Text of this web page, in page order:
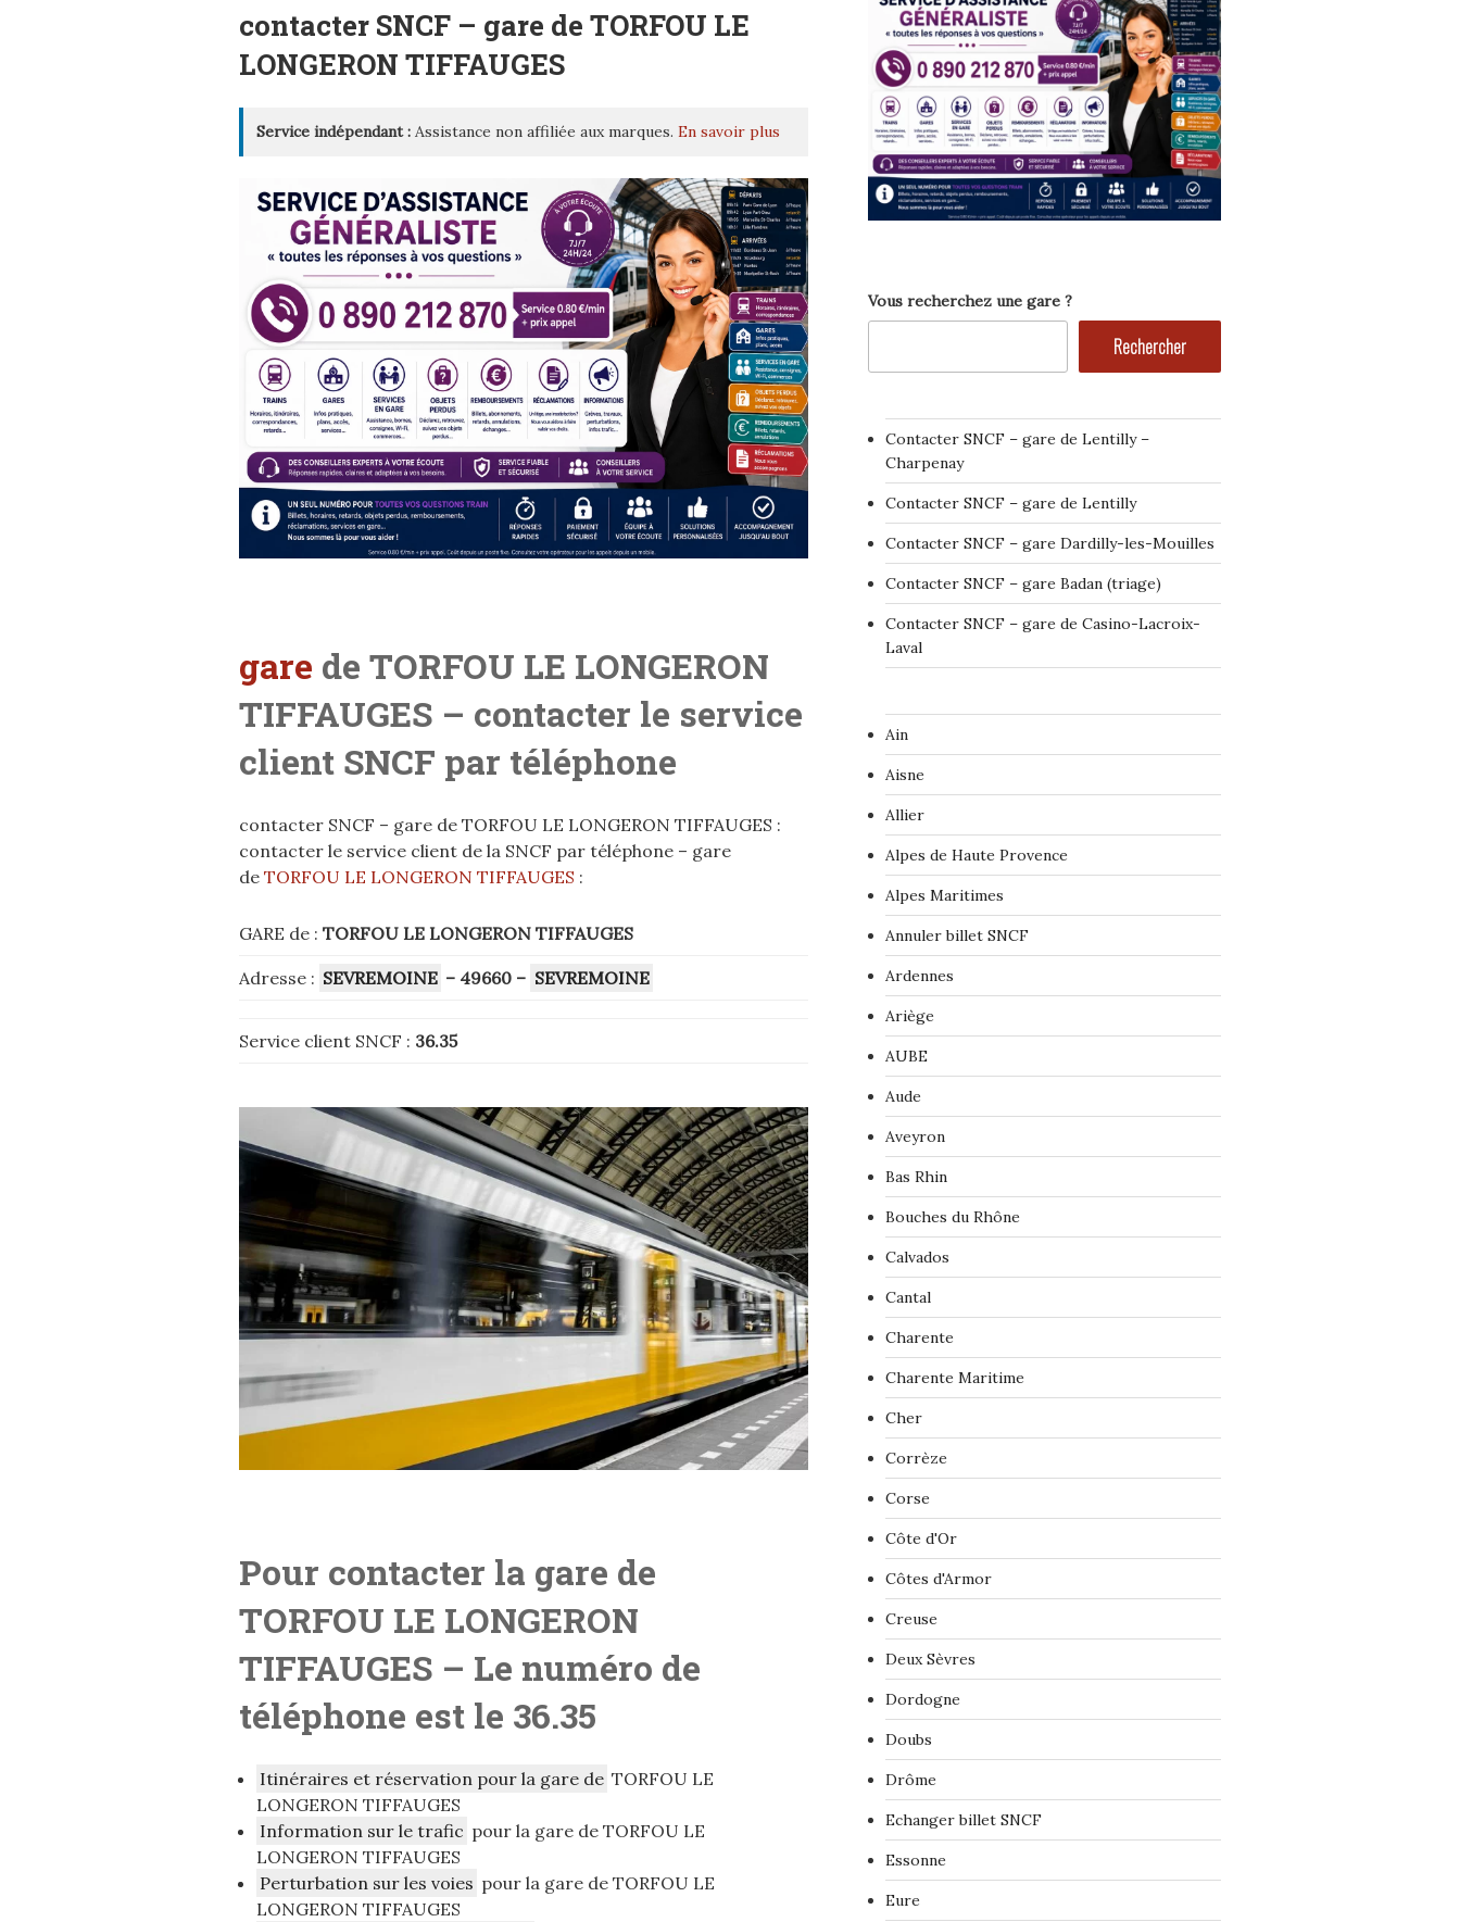
contacter SNCF – gare de TORFOU LE
LONGERON TIFFAUGES
Service indépendant : Assistance non affiliée aux marques. En savoir plus
gare de TORFOU LE LONGERON
TIFFAUGES – contacter le service
client SNCF par téléphone
contacter SNCF – gare de TORFOU LE LONGERON TIFFAUGES :
contacter le service client de la SNCF par téléphone – gare
de TORFOU LE LONGERON TIFFAUGES :
GARE de : TORFOU LE LONGERON TIFFAUGES
Adresse : SEVREMOINE – 49660 – SEVREMOINE
Service client SNCF : 36.35
Pour contacter la gare de
TORFOU LE LONGERON
TIFFAUGES – Le numéro de
téléphone est le 36.35
Itinéraires et réservation pour la gare de TORFOU LE
LONGERON TIFFAUGES
Information sur le trafic pour la gare de TORFOU LE
LONGERON TIFFAUGES
Perturbation sur les voies pour la gare de TORFOU LE
LONGERON TIFFAUGES
Vous recherchez une gare ?
Rechercher
Contacter SNCF – gare de Lentilly –
Charpenay
Contacter SNCF – gare de Lentilly
Contacter SNCF – gare Dardilly-les-Mouilles
Contacter SNCF – gare Badan (triage)
Contacter SNCF – gare de Casino-Lacroix-
Laval
Ain
Aisne
Allier
Alpes de Haute Provence
Alpes Maritimes
Annuler billet SNCF
Ardennes
Ariège
AUBE
Aude
Aveyron
Bas Rhin
Bouches du Rhône
Calvados
Cantal
Charente
Charente Maritime
Cher
Corrèze
Corse
Côte d'Or
Côtes d'Armor
Creuse
Deux Sèvres
Dordogne
Doubs
Drôme
Echanger billet SNCF
Essonne
Eure